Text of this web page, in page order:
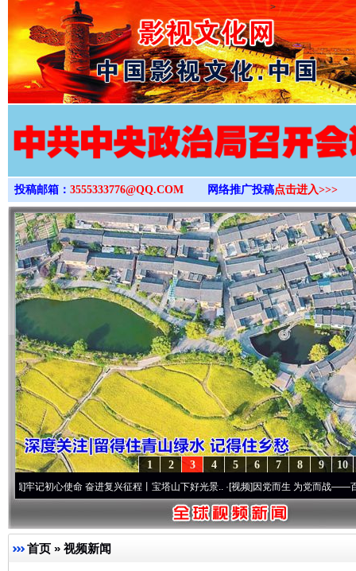
>
投稿邮箱： 3555333776@QQ.COM 网络推广投稿点击进入>>>
10
9
8
7
6
5
4
3
2
1
心使命 奋进复兴征程丨宝塔山下好光景..·[视频]因党而生 为党而战——百年“纪”事⑧
首页 » 视频新闻